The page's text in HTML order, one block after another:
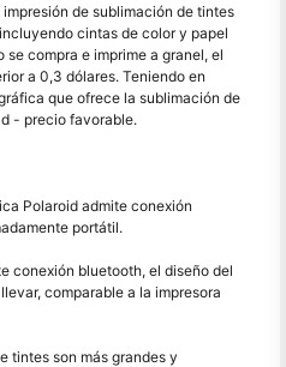
de sublimación de tintes
cintas de color y papel
compra e imprime a granel, el
a 0,3 dólares. Teniendo en
que ofrece la sublimación de
- precio favorable.
Polaroid admite conexión
portátil.
conexión bluetooth, el diseño del
comparable a la impresora
tintes son más grandes y